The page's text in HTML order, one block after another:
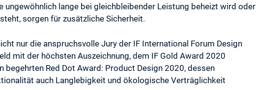
ungewöhnlich lange bei gleichbleibender Leistung beheizt wird oder
sorgen für zusätzliche Sicherheit.
nur die anspruchsvolle Jury der IF International Forum Design
mit der höchsten Auszeichnung, dem IF Gold Award 2020
begehrten Red Dot Award: Product Design 2020, dessen
auch Langlebigkeit und ökologische Verträglichkeit